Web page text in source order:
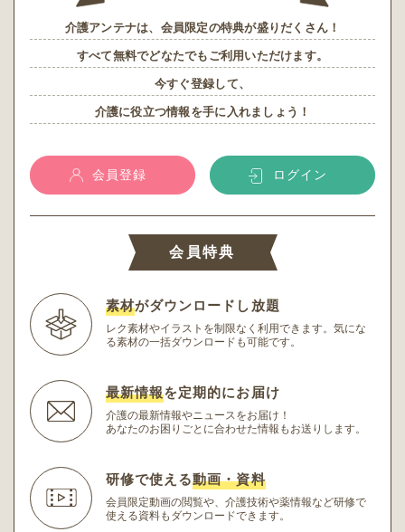
介護アンテナは、会員限定の特典が盛りだくさん！
すべて無料でどなたでもご利用いただけます。
今すぐ登録して、
介護に役立つ情報を手に入れましょう！
会員登録 ログイン
会員特典
素材がダウンロードし放題
レク素材やイラストを制限なく利用できます。 気にな
る素材の一括ダウンロードも可能です。
最新情報を定期的にお届け
介護の最新情報やニュースをお届け！
あなたのお困りごとに合わせた情報もお送りします。
研修で使える動画・資料
会員限定動画の閲覧や、介護技術や薬情報など研修で
使える資料もダウンロードできます。